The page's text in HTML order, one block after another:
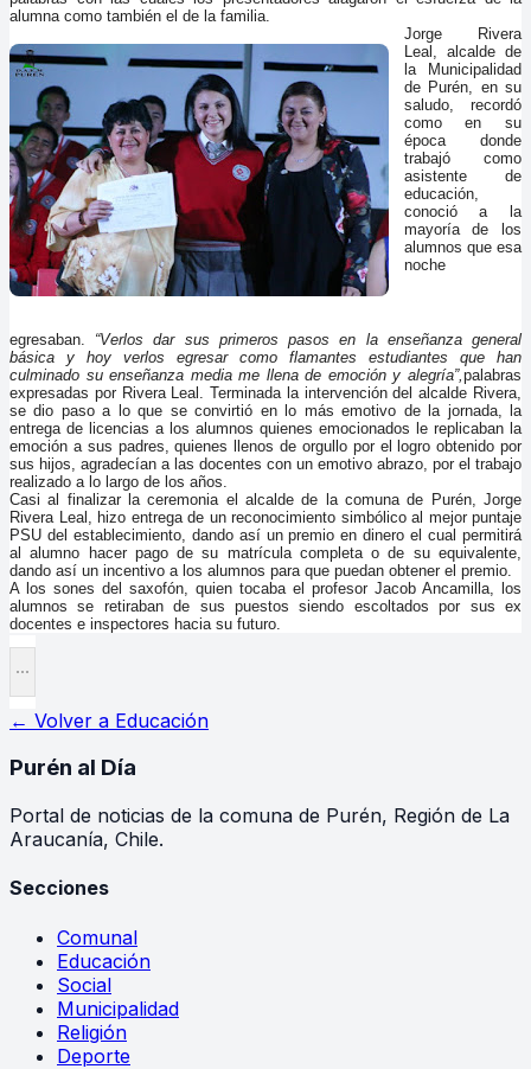
alumna como también el de la familia.
Jorge Rivera
Leal, alcalde de
la Municipalidad
de Purén, en su
saludo, recordó
como en su
época donde
trabajó como
asistente de
educación,
conoció a la
mayoría de los
alumnos que esa
noche
egresaban. “Verlos dar sus primeros pasos en la enseñanza general
básica y hoy verlos egresar como flamantes estudiantes que han
culminado su enseñanza media me llena de emoción y alegría”, palabras
expresadas por Rivera Leal. Terminada la intervención del alcalde Rivera,
se dio paso a lo que se convirtió en lo más emotivo de la jornada, la
entrega de licencias a los alumnos quienes emocionados le replicaban la
emoción a sus padres, quienes llenos de orgullo por el logro obtenido por
sus hijos, agradecían a las docentes con un emotivo abrazo, por el trabajo
realizado a lo largo de los años.
Casi al finalizar la ceremonia el alcalde de la comuna de Purén, Jorge
Rivera Leal, hizo entrega de un reconocimiento simbólico al mejor puntaje
PSU del establecimiento, dando así un premio en dinero el cual permitirá
al alumno hacer pago de su matrícula completa o de su equivalente,
dando así un incentivo a los alumnos para que puedan obtener el premio.
A los sones del saxofón, quien tocaba el profesor Jacob Ancamilla , los
alumnos se retiraban de sus puestos siendo escoltados por sus ex
docentes e inspectores hacia su futuro.
← Volver a Educación
Purén al Día
Portal de noticias de la comuna de Purén, Región de La
Araucanía, Chile.
Secciones
Comunal
Educación
Social
Municipalidad
Religión
Deporte